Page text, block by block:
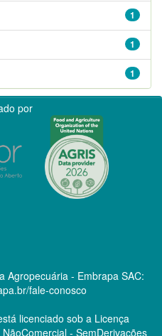
1
1
1
por
Agropecuária - Embrapa SAC:
fale-conosco
licenciado sob a Licença
- SemDerivações